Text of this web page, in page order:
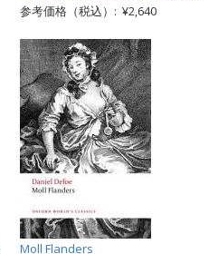
参考価格（税込）: ¥2,640
Moll Flanders